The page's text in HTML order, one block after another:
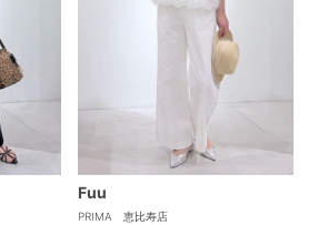
Fuu
PRIMA 恵比寿店